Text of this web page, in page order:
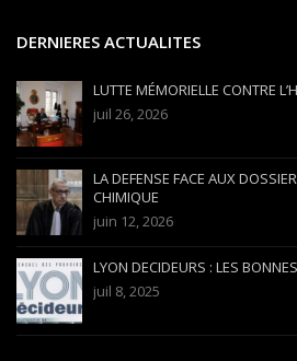
DERNIERES ACTUALITES
LUTTE MÉMORIELLE CONTRE
juil 26, 2026
LA DEFENSE FACE AUX
CHIMIQUE
juin 12, 2026
LYON DECIDEURS : LES
juil 8, 2025